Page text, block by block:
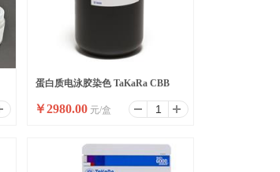
蛋白质电泳胶染色 TaKaRa CBB
Protein Safe Stain
￥2980.00 元/盒